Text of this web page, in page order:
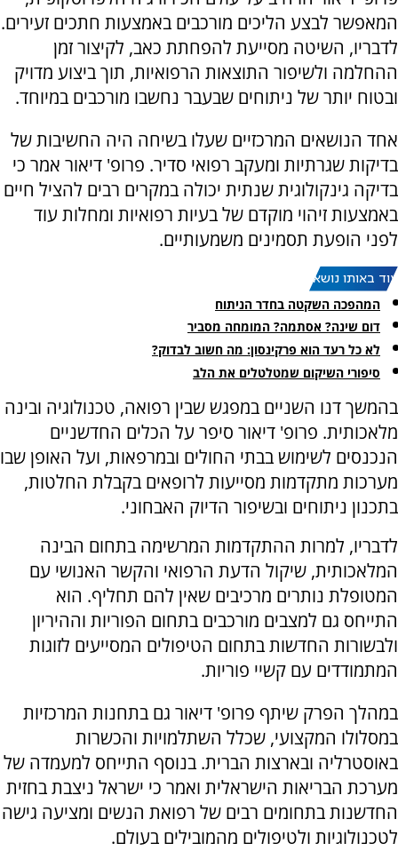
המאפשר לבצע הליכים מורכבים באמצעות חתכים זעירים.
לדבריו, השיטה מסייעת להפחתת כאב, לקיצור זמן
ההחלמה ולשיפור התוצאות הרפואיות, תוך ביצוע מדויק
ובטוח יותר של ניתוחים שבעבר נחשבו מורכבים במיוחד.
אחד הנושאים המרכזיים שעלו בשיחה היה החשיבות של
בדיקות שגרתיות ומעקב רפואי סדיר. פרופ' דיאור אמר כי
בדיקה גינקולוגית שנתית יכולה במקרים רבים להציל חיים
באמצעות זיהוי מוקדם של בעיות רפואיות ומחלות עוד
לפני הופעת תסמינים משמעותיים.
עוד באותו נושא:
המהפכה השקטה בחדר הניתוח
דום שינה? אסתמה? המומחה מסביר
לא כל רעד הוא פרקינסון: מה חשוב לבדוק?
סיפורי השיקום שמטלטלים את הלב
בהמשך דנו השניים במפגש שבין רפואה, טכנולוגיה ובינה
מלאכותית. פרופ' דיאור סיפר על הכלים החדשניים
הנכנסים לשימוש בבתי החולים ובמרפאות, ועל האופן שבו
מערכות מתקדמות מסייעות לרופאים בקבלת החלטות,
בתכנון ניתוחים ובשיפור הדיוק האבחוני.
לדבריו, למרות ההתקדמות המרשימה בתחום הבינה
המלאכותית, שיקול הדעת הרפואי והקשר האנושי עם
המטופלת נותרים מרכיבים שאין להם תחליף. הוא
התייחס גם למצבים מורכבים בתחום הפוריות וההיריון
ולבשורות החדשות בתחום הטיפולים המסייעים לזוגות
המתמודדים עם קשיי פוריות.
במהלך הפרק שיתף פרופ' דיאור גם בתחנות המרכזיות
במסלולו המקצועי, שכלל השתלמויות והכשרות
באוסטרליה ובארצות הברית. בנוסף התייחס למעמדה של
מערכת הבריאות הישראלית ואמר כי ישראל ניצבת בחזית
החדשנות בתחומים רבים של רפואת הנשים ומציעה גישה
לטכנולוגיות ולטיפולים מהמובילים בעולם.